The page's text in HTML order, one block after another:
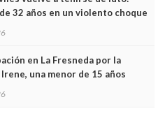
32 años en un violento choque
en La Fresneda por la
una menor de 15 años